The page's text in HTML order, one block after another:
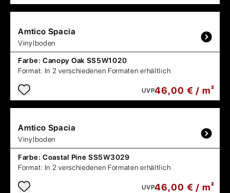
Amtico Spacia
Vinylboden
Farbe: Canopy Oak SS5W1020
Format: In 2 verschiedenen Formaten erhältlich
UVP46,00 € / m²
Amtico Spacia
Vinylboden
Farbe: Coastal Pine SS5W3029
Format: In 2 verschiedenen Formaten erhältlich
UVP46,00 € / m²